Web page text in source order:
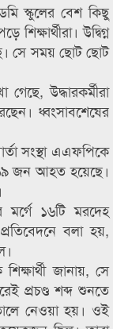
স্কুলের বেশ কিছু
উদ্বিগ্ন
সে সময় ছোট ছোট
উদ্ধারকর্মীরা
ধ্বংসাবশেষের
সংস্থা এএফপিকে
জন আহত হয়েছে।
১৬টি মরদেহ
বলা হয়,
জানায়, সে
প্রচণ্ড শব্দ শুনতে
নেওয়া হয়। ওই